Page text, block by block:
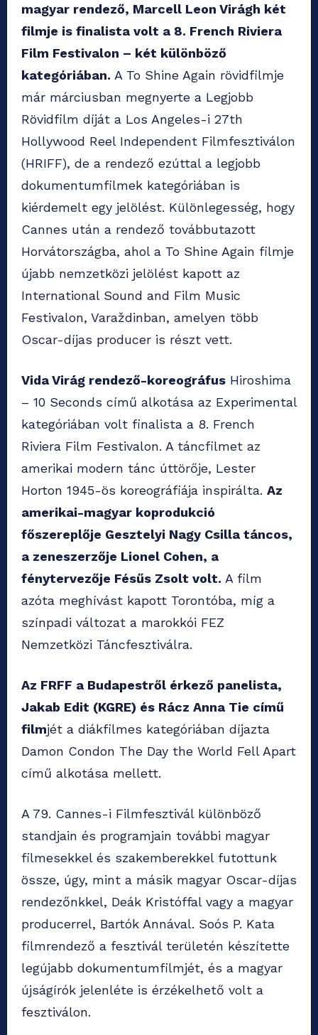
magyar rendező, Marcell Leon Virágh két
filmje is finalista volt a 8. French Riviera
Film Festivalon – két különböző
kategóriában. A To Shine Again rövidfilmje
már márciusban megnyerte a Legjobb
Rövidfilm díját a Los Angeles-i 27th
Hollywood Reel Independent Filmfesztiválon
(HRIFF), de a rendező ezúttal a legjobb
dokumentumfilmek kategóriában is
kiérdemelt egy jelölést. Különlegesség, hogy
Cannes után a rendező továbbutazott
Horvátországba, ahol a To Shine Again filmje
újabb nemzetközi jelölést kapott az
International Sound and Film Music
Festivalon, Varaždinban, amelyen több
Oscar-díjas producer is részt vett.
Vida Virág rendező-koreográfus Hiroshima
– 10 Seconds című alkotása az Experimental
kategóriában volt finalista a 8. French
Riviera Film Festivalon. A táncfilmet az
amerikai modern tánc úttörője, Lester
Horton 1945-ös koreográfiája inspirálta. Az
amerikai-magyar koprodukció
főszereplője Gesztelyi Nagy Csilla táncos,
a zeneszerzője Lionel Cohen, a
fénytervezője Fésűs Zsolt volt. A film
azóta meghívást kapott Torontóba, míg a
színpadi változat a marokkói FEZ
Nemzetközi Táncfesztiválra.
Az FRFF a Budapestről érkező panelista,
Jakab Edit (KGRE) és Rácz Anna Tie című
filmjét a diákfilmes kategóriában díjazta
Damon Condon The Day the World Fell Apart
című alkotása mellett.
A 79. Cannes-i Filmfesztivál különböző
standjain és programjain további magyar
filmesekkel és szakemberekkel futottunk
össze, úgy, mint a másik magyar Oscar-díjas
rendezőnkkel, Deák Kristóffal vagy a magyar
producerrel, Bartók Annával. Soós P. Kata
filmrendező a fesztivál területén készítette
legújabb dokumentumfilmjét, és a magyar
újságírók jelenléte is érzékelhető volt a
fesztiválon.